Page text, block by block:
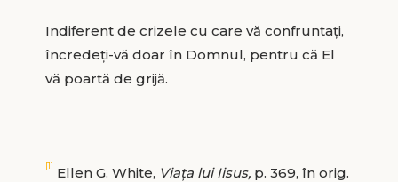
Indiferent de crizele cu care vă confruntați,
încredeți-vă doar în Domnul, pentru că El
vă poartă de grijă.
[1] Ellen G. White, Viața lui Iisus,p. 369, în orig.